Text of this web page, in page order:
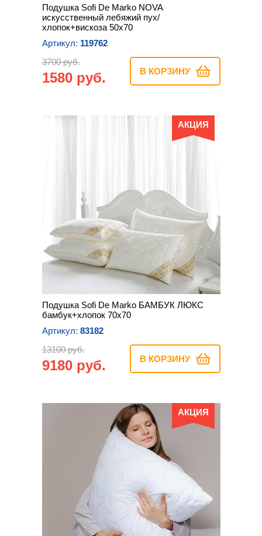
Подушка Sofi De Marko NOVA
искусственный лебяжий пух/
хлопок+вискоза 50х70
Артикул: 119762
3700 руб.
1580 руб. В КОРЗИНУ
АКЦИЯ
Подушка Sofi De Marko БАМБУК ЛЮКС
бамбук+хлопок 70х70
Артикул: 83182
13100 руб.
9180 руб. В КОРЗИНУ
АКЦИЯ